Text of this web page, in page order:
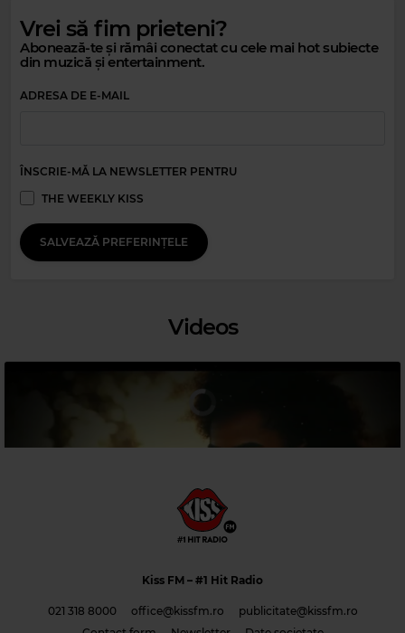
WHITE TOWN
Vrei să fim prieteni?
Abonează-te și rămâi conectat cu cele mai hot subiecte
din muzică și entertainment.
ADRESA DE E-MAIL
ÎNSCRIE-MĂ LA NEWSLETTER PENTRU
THE WEEKLY KISS
SALVEAZĂ PREFERINȚELE
Videos
Kiss FM – #1 Hit Radio
021 318 8000 office@kissfm.ro
publicitate@kissfm.ro